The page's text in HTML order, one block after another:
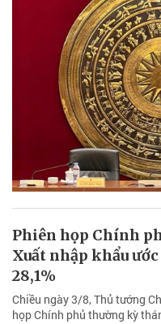
Phiên họp Chính
Xuất nhập khẩu
28,1%
Chiều ngày 3/8, Thủ tướng
họp Chính phủ thường kỳ